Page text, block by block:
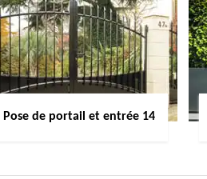
Pose de portail et entrée 14